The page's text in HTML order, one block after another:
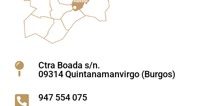

Ctra Boada s/n.
09314 Quintanamanvirgo (Burgos)
 947 554 075